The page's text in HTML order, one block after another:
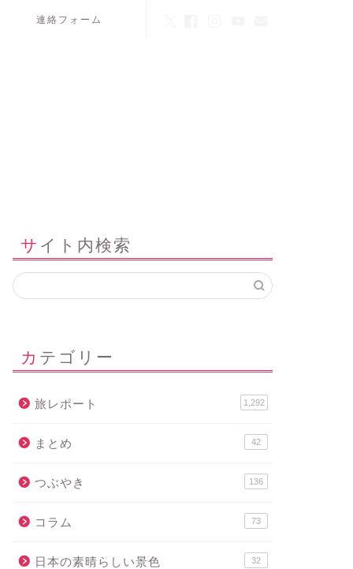
連絡フォーム
サイト内検索
カテゴリー
旅レポート 1,292
まとめ 42
つぶやき 136
コラム 73
日本の素晴らしい景色 32